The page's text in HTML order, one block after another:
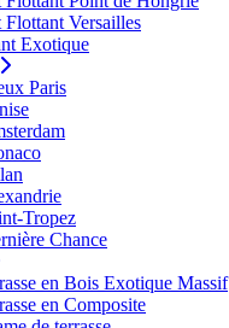
Flottant Versailles
Exotique
Paris
Tropez
Chance
en Bois Exotique Massif
en Composite